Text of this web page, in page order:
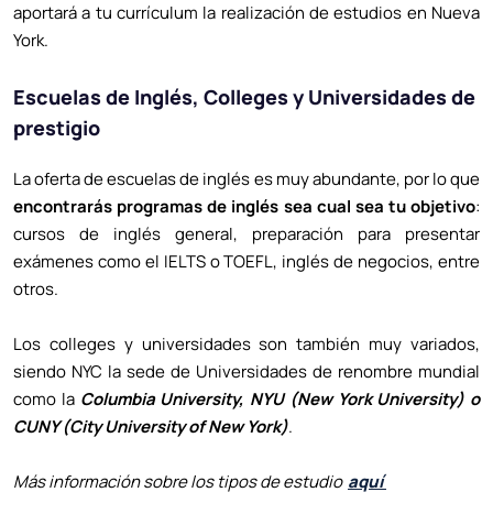
aportará a tu currículum la realización de estudios en Nueva
York.
Escuelas de Inglés, Colleges y Universidades de
prestigio
La oferta de escuelas de inglés es muy abundante, por lo que
encontrarás programas de inglés sea cual sea tu objetivo:
cursos de inglés general, preparación para presentar
exámenes como el IELTS o TOEFL, inglés de negocios, entre
otros.
Los colleges y universidades son también muy variados,
siendo NYC la sede de Universidades de renombre mundial
como la Columbia University, NYU (New York University) o
CUNY (City University of New York).
Más información sobre los tipos de estudio aquí